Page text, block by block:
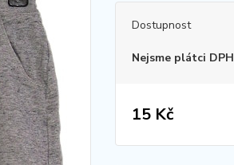
Dostupnost
Nejsme plátci DPH
15 Kč